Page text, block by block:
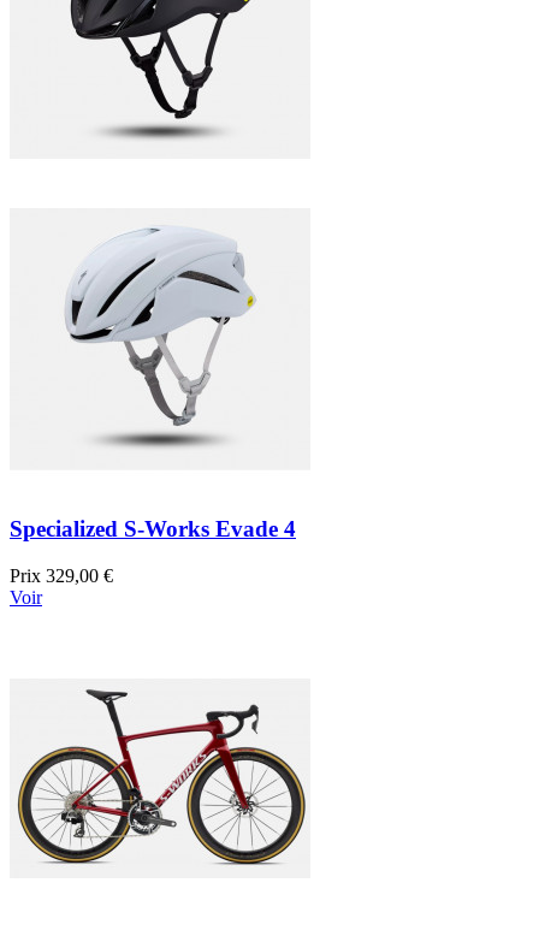
Specialized S-Works Evade 4
Prix 329,00 €
Voir